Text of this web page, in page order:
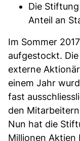
Die
Anteil an
Im Sommer
aufgestockt.
externe
einem Jahr
fast
den
Nun hat die
Millionen Aktien